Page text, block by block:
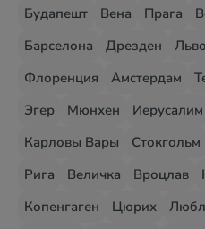
Будапешт Вена Прага
Барселона
Дрезден
Флоренция
Амстердам
Эгер
Мюнхен Иерусалим
Карловы Вары
Стокгольм
Рига
Величка Вроцлав
Копенгаген
Цюрих